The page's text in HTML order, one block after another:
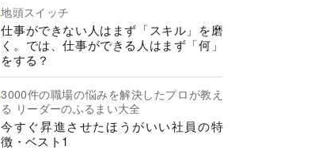
地頭スイッチ
仕事ができない人はまず「スキル」を磨
く。では、仕事ができる人はまず「何」
をする？
3000件の職場の悩みを解決したプロが教え
る リーダーのふるまい大全
今すぐ昇進させたほうがいい社員の特
徴・ベスト1